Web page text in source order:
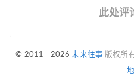
此处评
© 2011 - 2026未来往事 版权所